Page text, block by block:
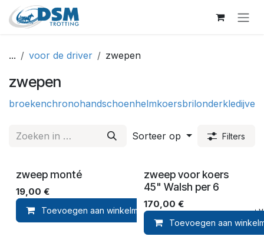
Overslaan naar inhoud
... voor de driver zwepen
zwepen
broekenchronohandschoenhelmkoersbrilonderkledij
Sorteer op Filters
zweep monté
19,00 €
Toevoegen aan winkelmandje Toevoegen aan
zweep voor koers
45" Walsh per 6
170,00 €
Toevoegen aan